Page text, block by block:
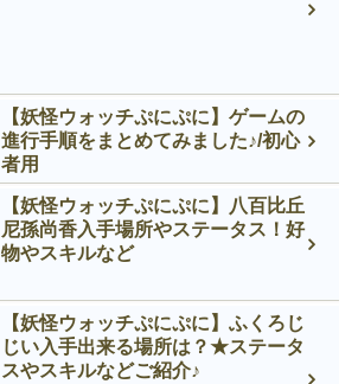
【妖怪ウォッチぷにぷに】ゲームの
進行手順をまとめてみました♪/初心
者用
【妖怪ウォッチぷにぷに】八百比丘
尼孫尚香入手場所やステータス！好
物やスキルなど
【妖怪ウォッチぷにぷに】ふくろじ
じい入手出来る場所は？★ステータ
スやスキルなどご紹介♪